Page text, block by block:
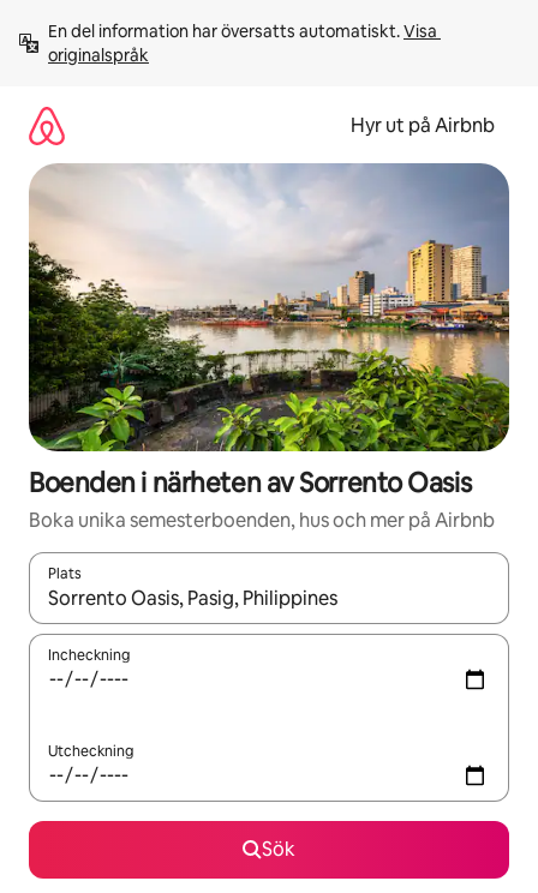
innehåll
En del information har översatts automatiskt. Visa
originalspråk
Hyr ut på Airbnb
Boenden i närheten av Sorrento Oasis
Boka unika semesterboenden, hus och mer på Airbnb
Plats
När resultaten är tillgängliga kan du navigera med upp- och
Incheckning
Utcheckning
Sök